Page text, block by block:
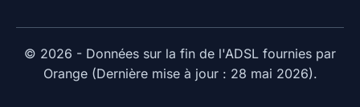
© 2026 - Données sur la fin de l'ADSL fournies par
Orange (Dernière mise à jour : 28 mai 2026).